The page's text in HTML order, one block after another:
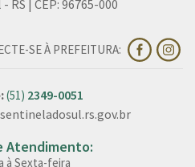
RS | CEP: 96765-000
SE À PREFEITURA:
(51) 2349-0051
Atendimento:
à Sexta-feira